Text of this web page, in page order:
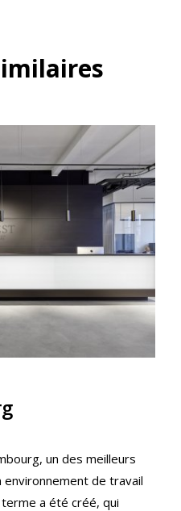
un des meilleurs
environnement de travail
a été créé, qui